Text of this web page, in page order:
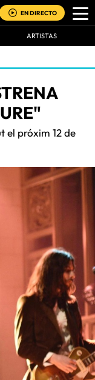
EN DIRECTO
ARTISTAS
el próxim 12 de